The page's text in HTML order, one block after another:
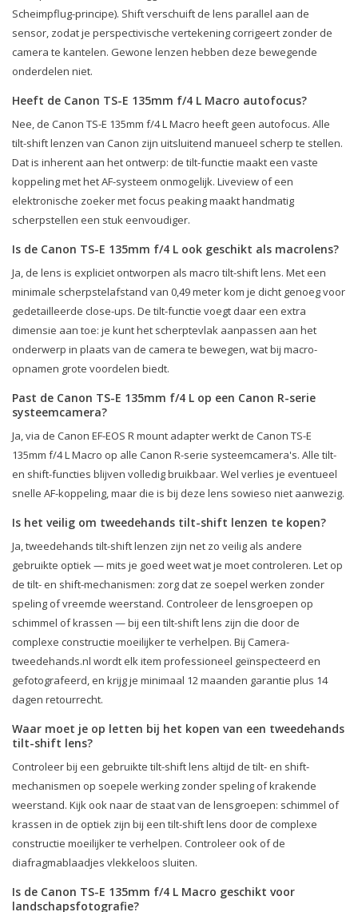
Scheimpflug-principe). Shift verschuift de lens parallel aan de
sensor, zodat je perspectivische vertekening corrigeert zonder de
camera te kantelen. Gewone lenzen hebben deze bewegende
onderdelen niet.
Heeft de Canon TS-E 135mm f/4 L Macro autofocus?
Nee, de Canon TS-E 135mm f/4 L Macro heeft geen autofocus. Alle
tilt-shift lenzen van Canon zijn uitsluitend manueel scherp te stellen.
Dat is inherent aan het ontwerp: de tilt-functie maakt een vaste
koppeling met het AF-systeem onmogelijk. Liveview of een
elektronische zoeker met focus peaking maakt handmatig
scherpstellen een stuk eenvoudiger.
Is de Canon TS-E 135mm f/4 L ook geschikt als macrolens?
Ja, de lens is expliciet ontworpen als macro tilt-shift lens. Met een
minimale scherpstelafstand van 0,49 meter kom je dicht genoeg voor
gedetailleerde close-ups. De tilt-functie voegt daar een extra
dimensie aan toe: je kunt het scherptevlak aanpassen aan het
onderwerp in plaats van de camera te bewegen, wat bij macro-
opnamen grote voordelen biedt.
Past de Canon TS-E 135mm f/4 L op een Canon R-serie
systeemcamera?
Ja, via de Canon EF-EOS R mount adapter werkt de Canon TS-E
135mm f/4 L Macro op alle Canon R-serie systeemcamera's. Alle tilt-
en shift-functies blijven volledig bruikbaar. Wel verlies je eventueel
snelle AF-koppeling, maar die is bij deze lens sowieso niet aanwezig.
Is het veilig om tweedehands tilt-shift lenzen te kopen?
Ja, tweedehands tilt-shift lenzen zijn net zo veilig als andere
gebruikte optiek — mits je goed weet wat je moet controleren. Let op
de tilt- en shift-mechanismen: zorg dat ze soepel werken zonder
speling of vreemde weerstand. Controleer de lensgroepen op
schimmel of krassen — bij een tilt-shift lens zijn die door de
complexe constructie moeilijker te verhelpen. Bij Camera-
tweedehands.nl wordt elk item professioneel geïnspecteerd en
gefotografeerd, en krijg je minimaal 12 maanden garantie plus 14
dagen retourrecht.
Waar moet je op letten bij het kopen van een tweedehands
tilt-shift lens?
Controleer bij een gebruikte tilt-shift lens altijd de tilt- en shift-
mechanismen op soepele werking zonder speling of krakende
weerstand. Kijk ook naar de staat van de lensgroepen: schimmel of
krassen in de optiek zijn bij een tilt-shift lens door de complexe
constructie moeilijker te verhelpen. Controleer ook of de
diafragmablaadjes vlekkeloos sluiten.
Is de Canon TS-E 135mm f/4 L Macro geschikt voor
landschapsfotografie?